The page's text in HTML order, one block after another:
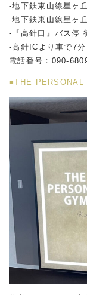
-地下鉄東山線星ヶ
-地下鉄東山線星ヶ
-『高針口』バス停
-高針ICより車で7分
電話番号：090-
■THE PERSONAL